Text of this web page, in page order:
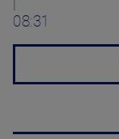
08:31